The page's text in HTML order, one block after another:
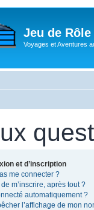
Jeu de
Voyages et Aventures
et d’inscription
me connecter ?
m’inscrire, après tout ?
automatiquement ?
l’affichage de mon